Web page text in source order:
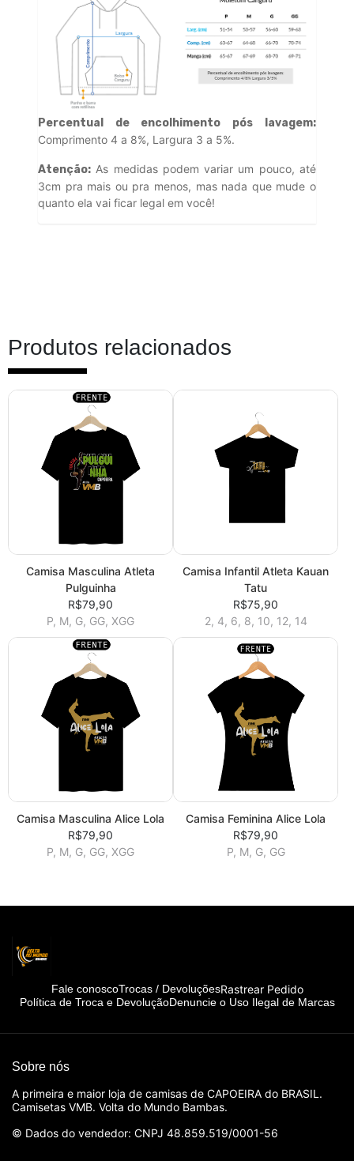
Percentual de encolhimento pós lavagem:
Comprimento 4 a 8%, Largura 3 a 5%.
Atenção: As medidas podem variar um pouco, até
3cm pra mais ou pra menos, mas nada que mude o
quanto ela vai ficar legal em você!
Produtos relacionados
Camisa Masculina Atleta
Pulguinha
R$79,90
P, M, G, GG, XGG
Camisa Infantil Atleta Kauan
Tatu
R$75,90
2, 4, 6, 8, 10, 12, 14
Camisa Masculina Alice Lola
R$79,90
P, M, G, GG, XGG
Camisa Feminina Alice Lola
R$79,90
P, M, G, GG
Fale conoscoTrocas / DevoluçõesRastrear Pedido
Política de Troca e DevoluçãoDenuncie o Uso Ilegal de Marcas
Sobre nós
A primeira e maior loja de camisas de CAPOEIRA do BRASIL.
Camisetas VMB. Volta do Mundo Bambas.
© Dados do vendedor: CNPJ 48.859.519/0001-56